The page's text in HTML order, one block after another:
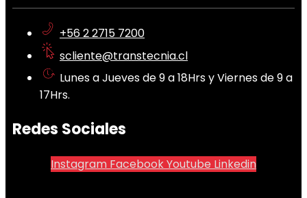
+56 2 2715 7200
scliente@transtecnia.cl
Lunes a Jueves de 9 a 18Hrs y Viernes de 9 a
17Hrs.
Redes Sociales
Instagram FacebookYoutube Linkedin